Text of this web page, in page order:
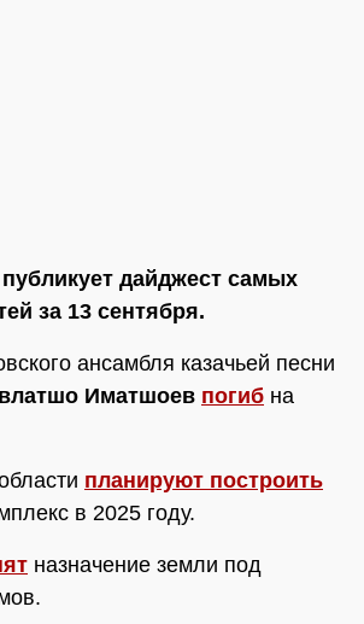
дайджест самых
за 13 сентября.
ансамбля казачьей песни
Иматшоев погиб на
планируют построить
в 2025 году.
назначение земли под